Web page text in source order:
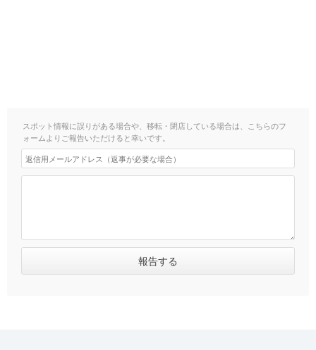
スポット情報に誤りがある場合や、移転・閉店している場合は、こちらのフ
ォームよりご報告いただけると幸いです。